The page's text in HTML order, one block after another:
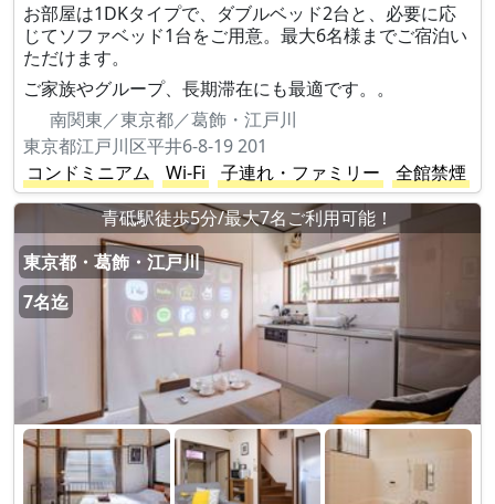
お部屋は1DKタイプで、ダブルベッド2台と、必要に応
じてソファベッド1台をご用意。最大6名様までご宿泊い
ただけます。
ご家族やグループ、長期滞在にも最適です。。
南関東／東京都／葛飾・江戸川
東京都江戸川区平井6-8-19 201
コンドミニアム
Wi-Fi 子連れ・ファミリー
全館禁煙
青砥駅徒歩5分/最大7名ご利用可能！
東京都・葛飾・江戸川
7名迄